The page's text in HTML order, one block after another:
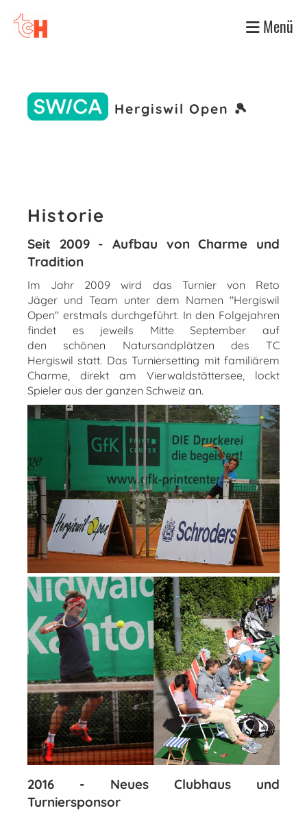
Menü
Hergiswil Open 🎾
Historie
Seit 2009 - Aufbau von Charme und
Tradition
Im Jahr 2009 wird das Turnier von Reto
Jäger und Team unter dem Namen "Hergiswil
Open" erstmals durchgeführt. In den Folgejahren
findet es jeweils Mitte September auf
den schönen Natursandplätzen des TC
Hergiswil statt. Das Turniersetting mit familiärem
Charme, direkt am Vierwaldstättersee, lockt
Spieler aus der ganzen Schweiz an.
2016 - Neues Clubhaus und
Turniersponsor